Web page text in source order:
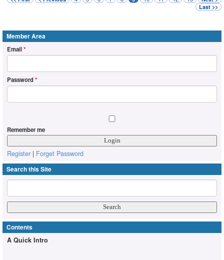
Last >>
Member Area
Email*
Password*
Remember me
Register | Forget Password
Search this Site
Contents
A Quick Intro